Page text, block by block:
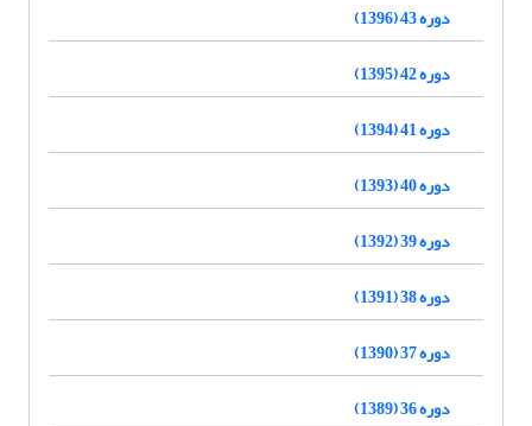
دوره 43 (1396)
دوره 42 (1395)
دوره 41 (1394)
دوره 40 (1393)
دوره 39 (1392)
دوره 38 (1391)
دوره 37 (1390)
دوره 36 (1389)